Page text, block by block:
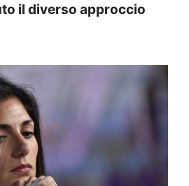
il diverso approccio